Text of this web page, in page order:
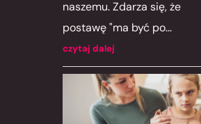
naszemu. Zdarza się, że
postawę "ma być po...
czytaj dalej